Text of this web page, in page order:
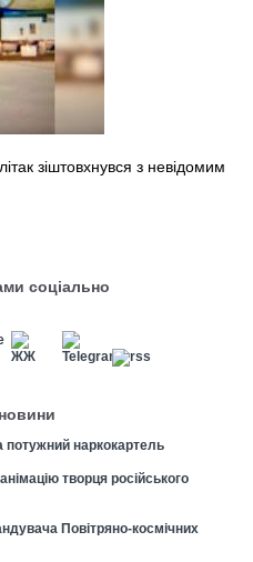
зіштовхнувся з невідомим
соціально
наркокартель
творця російського
Повітряно-космічних